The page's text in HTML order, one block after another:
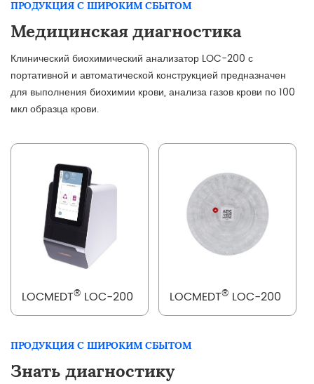
ПРОДУКЦИЯ С ШИРОКИМ СБЫТОМ
Медицинская диагностика
Клинический биохимический анализатор LOC-200 с
портативной и автоматической конструкцией предназначен
для выполнения биохимии крови, анализа газов крови по 100
мкл образца крови.
LOCMEDT® LOC-200
Автоматический
анализатор
LOCMEDT®LOC-200
Реагентные диски
биохимического
анализатора
ПРОДУКЦИЯ С ШИРОКИМ СБЫТОМ
Знать диагностику